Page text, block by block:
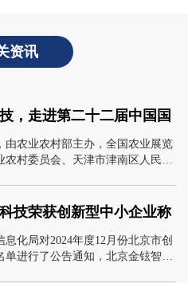
资讯
，走进第二十二届中国国
由农业农村部主办，全国农业展览
农村委员会、天津市津南区人民政
观展，全面了解我国农业农村发展
聚焦农业科技、智慧农业、绿色生
前沿实践，为公司后续产品规划与
累一手信息。
技荣获创新型中小企业称
息化局对2024年度12月份北京市创
单进行了公告通知，北京金铉智控